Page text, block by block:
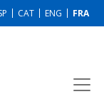
CAT ENG FRA